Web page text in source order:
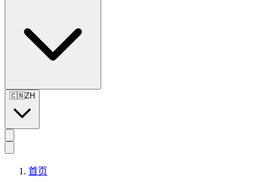
🇨🇳ZH
首页